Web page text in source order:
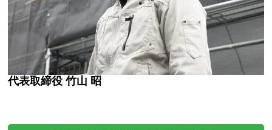
代表取締役 竹山 昭